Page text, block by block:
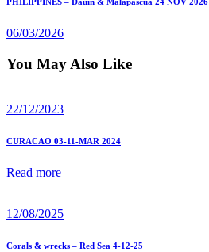
06/03/2026
You May Also Like
22/12/2023
CURACAO 03-11-MAR 2024
Read more
12/08/2025
Corals & wrecks – Red Sea 4-12-25